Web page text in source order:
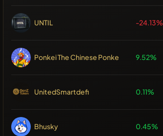
UNTIL -24.13%
Ponkei The Chinese Ponke 9.52%
UnitedSmartdefi 0.11%
Bhusky 0.45%